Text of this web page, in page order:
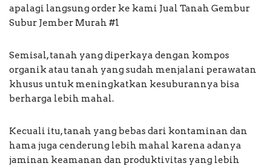
apalagi langsung order ke kami Jual Tanah Gembur
Subur Jember Murah #1
Semisal, tanah yang diperkaya dengan kompos
organik atau tanah yang sudah menjalani perawatan
khusus untuk meningkatkan kesuburannya bisa
berharga lebih mahal.
Kecuali itu, tanah yang bebas dari kontaminan dan
hama juga cenderung lebih mahal karena adanya
jaminan keamanan dan produktivitas yang lebih